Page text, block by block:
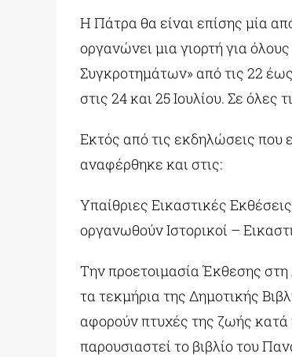
Η Πάτρα θα είναι επίσης μία
οργανώνει μια γιορτή για
Συγκροτημάτων» από τις 22
στις 24 και 25 Ιουλίου. Σε
Εκτός από τις εκδηλώσεις που
αναφέρθηκε και στις:
Υπαίθριες Εικαστικές
οργανωθούν Ιστορικοί –
Την προετοιμασία Έκθεσης
τα τεκμήρια της Δημοτικής
αφορούν πτυχές της ζωής κατά
παρουσιαστεί το βιβλίο του